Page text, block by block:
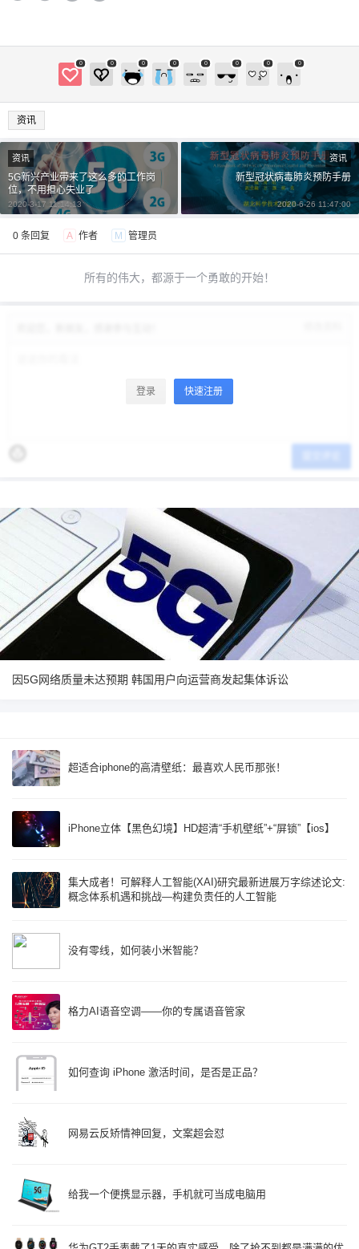
0 0 0 0 0 0 0 0
资讯
资讯
5G新兴产业带来了这么多的工作岗
位，不用担心失业了
2020-3-17 11:14:13
资讯
新型冠状病毒肺炎预防手册
2020-6-26 11:47:00
0 条回复 A 作者 M 管理员
所有的伟大，都源于一个勇敢的开始！
登录 快速注册
因5G网络质量未达预期 韩国用户向运营商发起集体诉讼
超适合iphone的高清壁纸：最喜欢人民币那张！
iPhone立体【黑色幻境】HD超清“手机壁纸”+“屏锁”【ios】
集大成者！可解释人工智能(XAI)研究最新进展万字综述论文:
概念体系机遇和挑战—构建负责任的人工智能
没有零线，如何装小米智能？
格力AI语音空调——你的专属语音管家
如何查询 iPhone 激活时间，是否是正品？
网易云反矫情神回复，文案超会怼
给我一个便携显示器，手机就可当成电脑用